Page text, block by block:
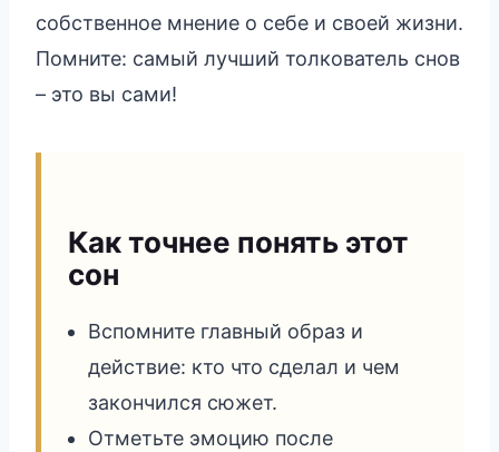
собственное мнение о себе и своей жизни.
Помните: самый лучший толкователь снов
– это вы сами!
Как точнее понять этот
сон
Вспомните главный образ и
действие: кто что сделал и чем
закончился сюжет.
Отметьте эмоцию после